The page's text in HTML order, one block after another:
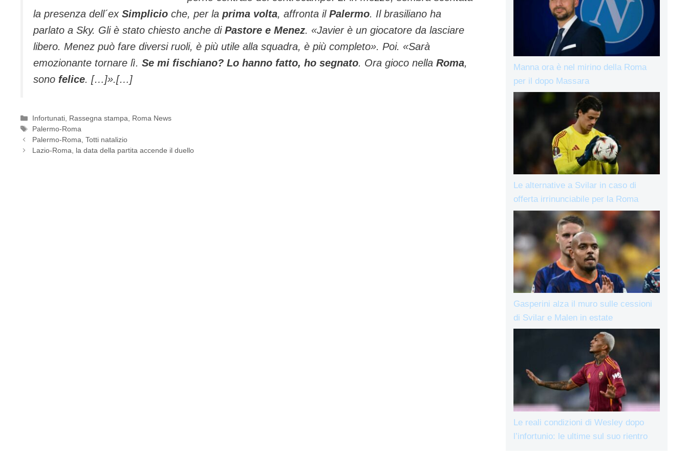
la presenza dell´ex Simplicio che, per la prima volta, affronta il Palermo. Il brasiliano ha
parlato a Sky. Gli è stato chiesto anche di Pastore e Menez. «Javier è un giocatore da lasciare
libero. Menez può fare diversi ruoli, è più utile alla squadra, è più completo». Poi. «Sarà
emozionante tornare lì. Se mi fischiano? Lo hanno fatto, ho segnato. Ora gioco nella Roma,
sono felice. […]».[…]
Categorie
Infortunati, Rassegna stampa, Roma News
Tag
Palermo-Roma
Palermo-Roma, Totti natalizio
Lazio-Roma, la data della partita accende il duello
Manna ora è nel mirino della Roma
per il dopo Massara
Le alternative a Svilar in caso di
offerta irrinunciabile per la Roma
Gasperini alza il muro sulle cessioni
di Svilar e Malen in estate
Le reali condizioni di Wesley dopo
l’infortunio: le ultime sul suo rientro